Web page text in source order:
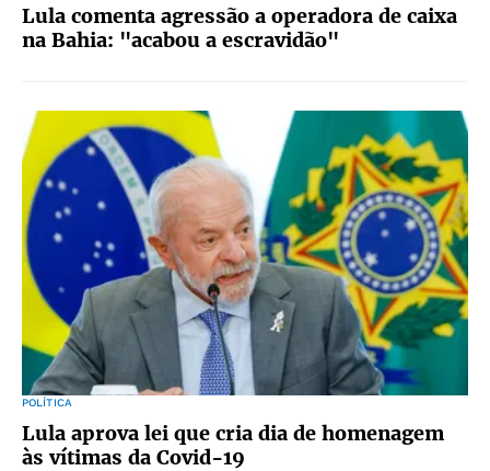
Lula comenta agressão a operadora de caixa
na Bahia: "acabou a escravidão"
POLÍTICA
Lula aprova lei que cria dia de homenagem
às vítimas da Covid-19